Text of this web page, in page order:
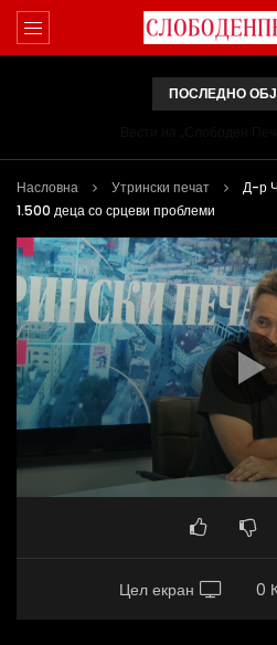
ПОСЛЕДНО
Насловна Утрински печат
Д-р
1.500 деца со срцеви проблеми
Цел екран 0